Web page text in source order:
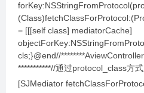
= [[[self class] mediatorCache]
cls;}@end//
***********//通过protocol_class方
[SJMediator